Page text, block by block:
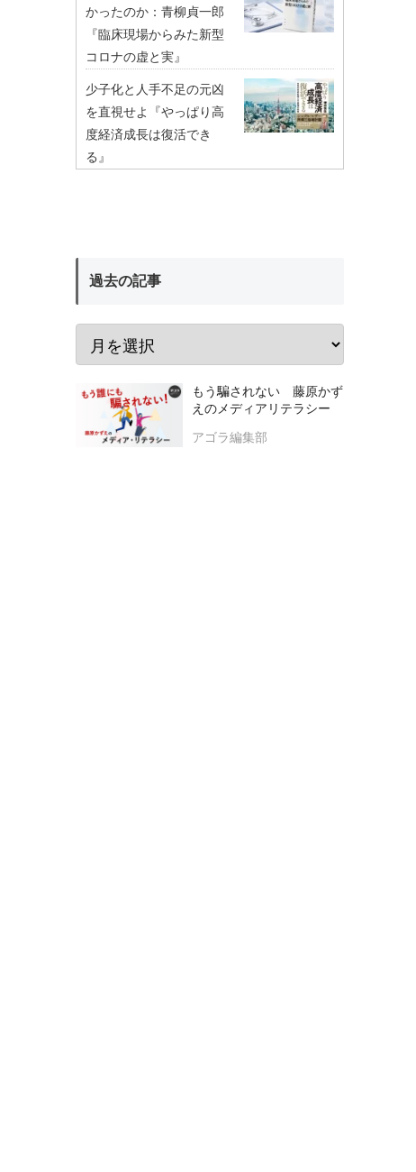
かったのか：青柳貞一郎
『臨床現場からみた新型
コロナの虚と実』
少子化と人手不足の元凶
を直視せよ『やっぱり高
度経済成長は復活でき
る』
過去の記事
もう騙されない 藤原かず
えのメディアリテラシー
アゴラ編集部